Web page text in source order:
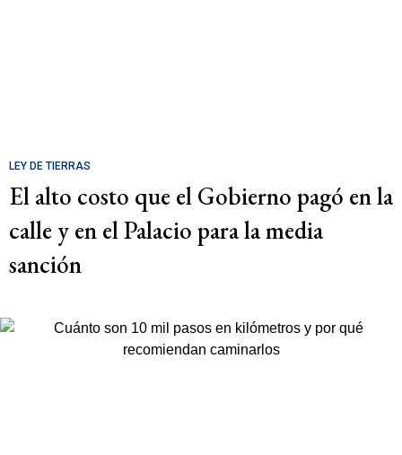
LEY DE TIERRAS
El alto costo que el Gobierno pagó en la
calle y en el Palacio para la media
sanción